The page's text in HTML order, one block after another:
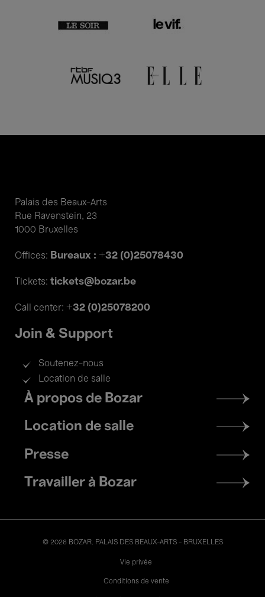
Palais des Beaux-Arts
Rue Ravenstein, 23
1000 Bruxelles
Offices: Bureaux : +32 (0)25078430
Tickets: tickets@bozar.be
Call center: +32 (0)25078200
Join & Support
Soutenez-nous
Location de salle
Footer
menu
À propos de Bozar
Location de salle
Presse
Travailler à Bozar
© 2026 BOZAR. PALAIS DES BEAUX-ARTS - BRUXELLES
Vie privée
Conditions de vente